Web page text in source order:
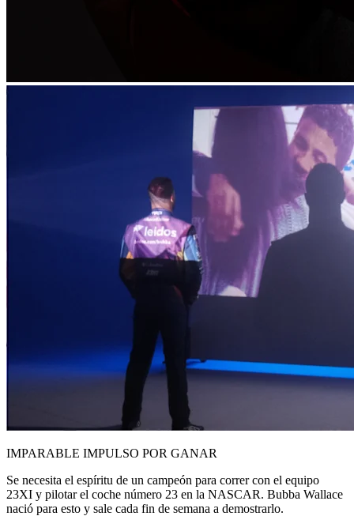
IMPARABLE IMPULSO POR GANAR
Se necesita el espíritu de un campeón para correr con el equipo
23XI y pilotar el coche número 23 en la NASCAR. Bubba Wallace
nació para esto y sale cada fin de semana a demostrarlo.